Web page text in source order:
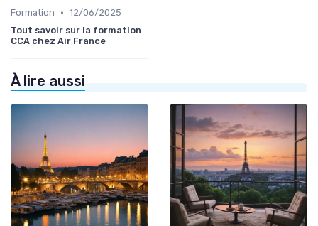
Formation • 12/06/2025
Tout savoir sur la formation
CCA chez Air France
À lire aussi